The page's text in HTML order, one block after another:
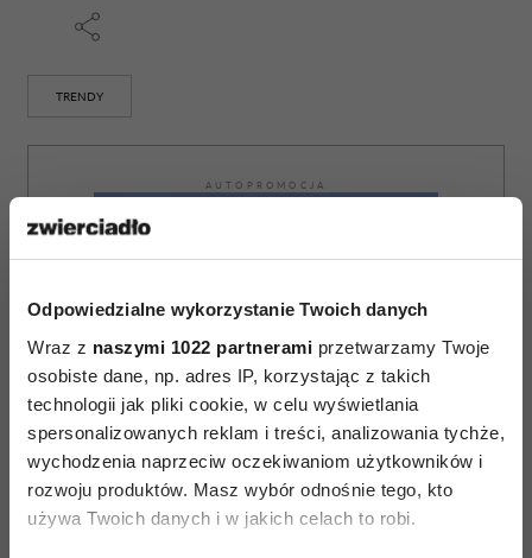
Odpowiedzialne wykorzystanie Twoich danych
Wraz z naszymi 1022 partnerami przetwarzamy Twoje
osobiste dane, np. adres IP, korzystając z takich
technologii jak pliki cookie, w celu wyświetlania
spersonalizowanych reklam i treści, analizowania tychże,
wychodzenia naprzeciw oczekiwaniom użytkowników i
rozwoju produktów. Masz wybór odnośnie tego, kto
używa Twoich danych i w jakich celach to robi.
TRENDY
AUTOPROMOCJA